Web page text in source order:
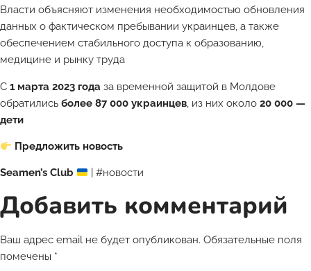
Власти объясняют изменения необходимостью обновления
данных о фактическом пребывании украинцев, а также
обеспечением стабильного доступа к образованию,
медицине и рынку труда
С 1 марта 2023 года за временной защитой в Молдове
обратились более 87 000 украинцев, из них около 20 000 —
дети
Предложить новость
Seamen’s Club | #новости
Добавить комментарий
Ваш адрес email не будет опубликован. Обязательные поля
помечены *